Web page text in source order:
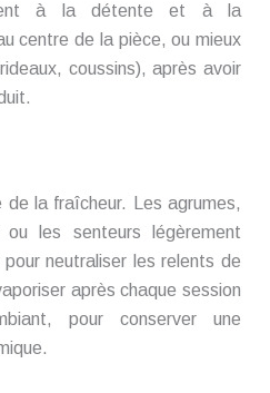
à la détente et à la
centre de la pièce, ou mieux
coussins), après avoir
de la fraîcheur. Les agrumes,
ou les senteurs légèrement
neutraliser les relents de
après chaque session
pour conserver une